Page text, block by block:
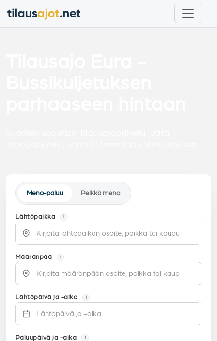
Meno-paluu Pelkkä meno
Lähtöpaikka i
Määränpää i
Lähtöpäivä ja -aika i
Paluupäivä ja -aika i